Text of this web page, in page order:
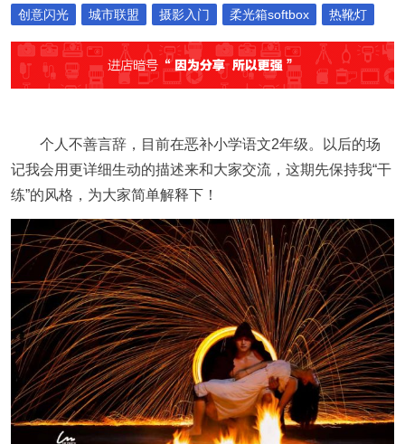
创意闪光
城市联盟 摄影入门 柔光箱softbox 热靴灯
个人不善言辞，目前在恶补小学语文2年级。以后的场
记我会用更详细生动的描述来和大家交流，这期先保持我“干
练”的风格，为大家简单解释下！